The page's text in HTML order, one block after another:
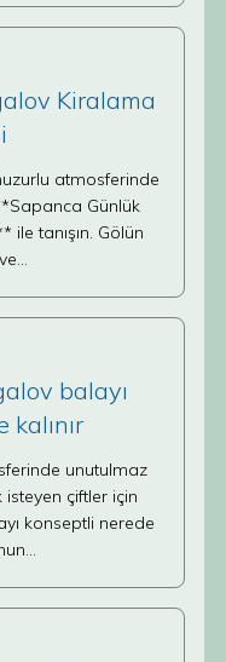
Kiralama
atmosferinde
Günlük
tanışın. Gölün
balayı
unutulmaz
çiftler için
konseptli nerede